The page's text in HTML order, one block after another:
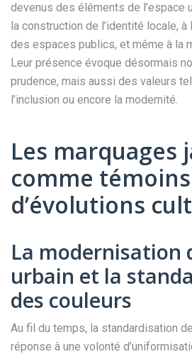
devenus des éléments de l’espace
la construction de l’identité locale,
des espaces publics, et même à la
Leur présence évoque désormais
prudence, mais aussi des valeurs
l’inclusion ou encore la modernité.
Les marquages
comme témoins
d’évolutions
La modernisation
urbain et la
des couleurs
Au fil du temps, la standardisation
réponse à une volonté